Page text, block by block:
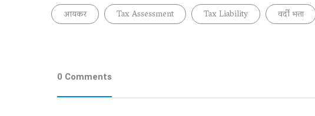
आयकर Tax Assessment Tax Liability वर्दी भत्ता
0 Comments